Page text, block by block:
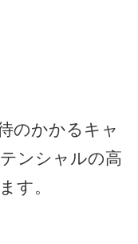
のかかるキャ
ンシャルの高
す。